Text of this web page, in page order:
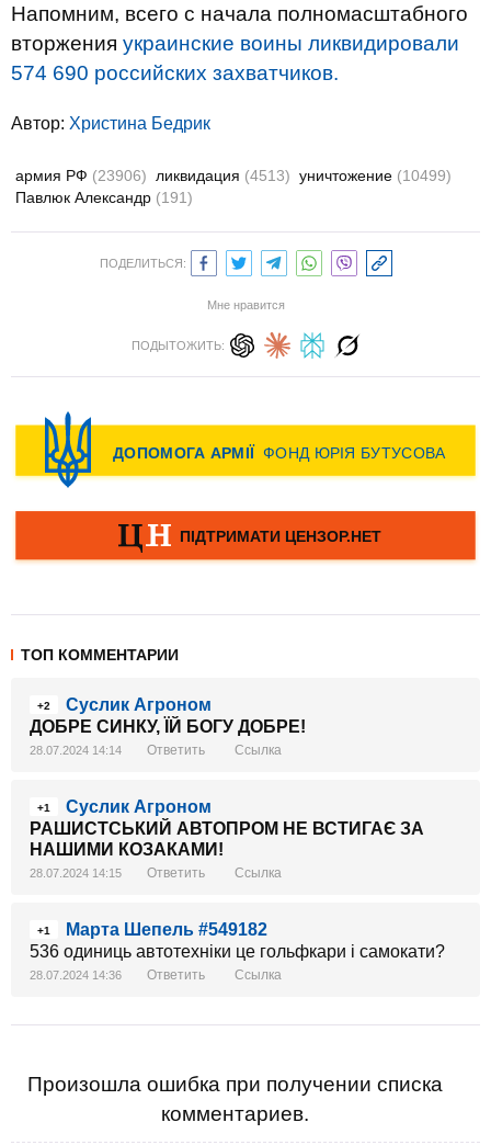
Напомним, всего с начала полномасштабного
вторжения украинские воины ликвидировали
574 690 российских захватчиков.
Автор: Христина Бедрик
армия РФ (23906) ликвидация (4513) уничтожение (10499)
Павлюк Александр (191)
ПОДЕЛИТЬСЯ:
Мне нравится
ПОДЫТОЖИТЬ:
ТОП КОММЕНТАРИИ
+2
Суслик Агроном
ДОБРЕ СИНКУ, ЇЙ БОГУ ДОБРЕ!
28.07.2024 14:14 Ответить Ссылка
+1
Суслик Агроном
РАШИСТСЬКИЙ АВТОПРОМ НЕ ВСТИГАЄ ЗА
НАШИМИ КОЗАКАМИ!
28.07.2024 14:15 Ответить Ссылка
+1
Марта Шепель #549182
536 одиниць автотехніки це гольфкари і самокати?
28.07.2024 14:36 Ответить Ссылка
Произошла ошибка при получении списка
комментариев.